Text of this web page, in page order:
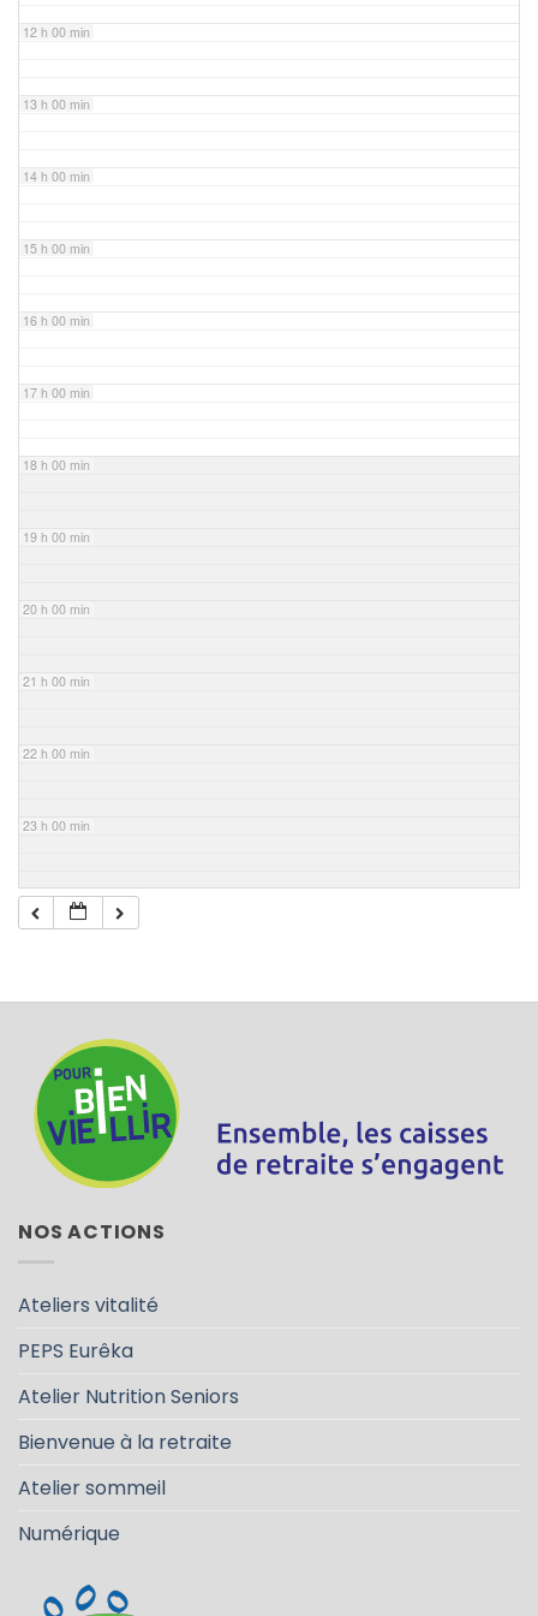
12 h 00 min
13 h 00 min
14 h 00 min
15 h 00 min
16 h 00 min
17 h 00 min
18 h 00 min
19 h 00 min
20 h 00 min
21 h 00 min
22 h 00 min
23 h 00 min
NOS ACTIONS
Ateliers vitalité
PEPS Eurêka
Atelier Nutrition Seniors
Bienvenue à la retraite
Atelier sommeil
Numérique